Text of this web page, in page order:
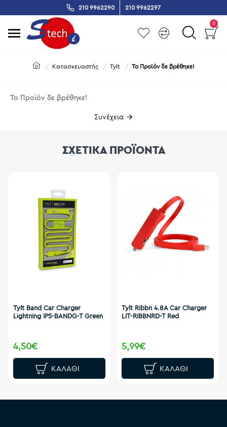
210 9962290 210 9962297
0
Κατασκευαστής Tylt Το Προϊόν δε βρέθηκε!
Το Προϊόν δε βρέθηκε!
Συνέχεια
ΣΧΕΤΙΚΑ ΠΡΟΪΟΝΤΑ
Tylt Band Car Charger
Lightning IP5-BANDG-T Green
4,50€
ΚΑΛΆΘΙ
Tylt Ribbn 4.8A Car Charger
LIT-RIBBNRD-T Red
5,99€
ΚΑΛΆΘΙ